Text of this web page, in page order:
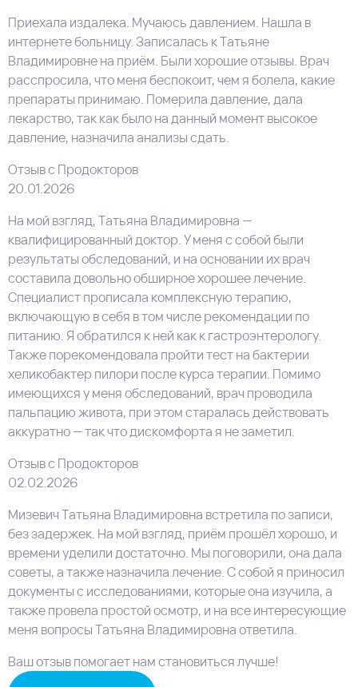
Приехала издалека. Мучаюсь давлением. Нашла в
интернете больницу. Записалась к Татьяне
Владимировне на приём. Были хорошие отзывы. Врач
расспросила, что меня беспокоит, чем я болела, какие
препараты принимаю. Померила давление, дала
лекарство, так как было на данный момент высокое
давление, назначила анализы​ сдать.
Отзыв с Продокторов
20.01.2026
На мой взгляд, Татьяна Владимировна —
квалифицированный доктор. У меня с собой были
результаты обследований, и на основании их врач
составила довольно обширное хорошее лечение.
Специалист прописала комплексную терапию,
включающую в себя в том числе рекомендации по
питанию. Я обратился к ней как к гастроэнтерологу.
Также порекомендовала пройти тест на бактерии
хеликобактер пилори после курса терапии. Помимо
имеющихся у меня обследований, врач проводила
пальпацию живота, при этом старалась действовать
аккуратно — так что дискомфорта я не заметил.
Отзыв с Продокторов
02.02.2026
Мизевич Татьяна Владимировна встретила по записи,
без задержек. На мой взгляд, приём прошёл хорошо, и
времени уделили достаточно. Мы поговорили, она дала
советы, а также назначила лечение. С собой я приносил
документы с исследованиями, которые она изучила, а
также провела простой осмотр, и на все интересующие
меня вопросы Татьяна Владимировна ответила.
Ваш отзыв помогает нам становиться лучше!